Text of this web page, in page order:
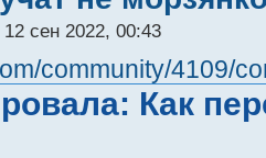
12 сен 2022, 00:43
community/4109/
Как